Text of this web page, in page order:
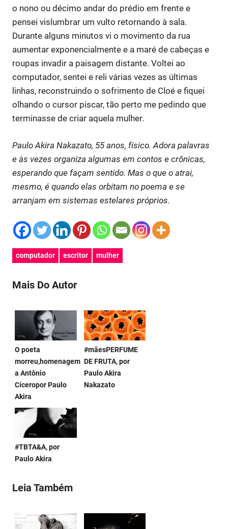
o nono ou décimo andar do prédio em frente e
pensei vislumbrar um vulto retornando à sala.
Durante alguns minutos vi o movimento da rua
aumentar exponencialmente e a maré de cabeças e
roupas invadir a paisagem distante. Voltei ao
computador, sentei e reli várias vezes as últimas
linhas, reconstruindo o sofrimento de Cloé e fiquei
olhando o cursor piscar, tão perto me pedindo que
terminasse de criar aquela mulher.
Paulo Akira Nakazato, 55 anos, físico. Adora palavras
e às vezes organiza algumas em contos e crônicas,
esperando que façam sentido. Mas o que o atrai,
mesmo, é quando elas orbitam no poema e se
arranjam em sistemas estelares próprios.
computador escritor mulher
Mais Do Autor
O poeta
morreu,homenagem
a Antônio
Cíceropor Paulo
Akira
#mãesPERFUME
DE FRUTA, por
Paulo Akira
Nakazato
#TBTA&A, por
Paulo Akira
Leia Também